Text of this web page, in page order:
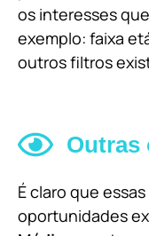
os interesses
exemplo: faixa
outros filtros
Outras
É claro que
oportunidades